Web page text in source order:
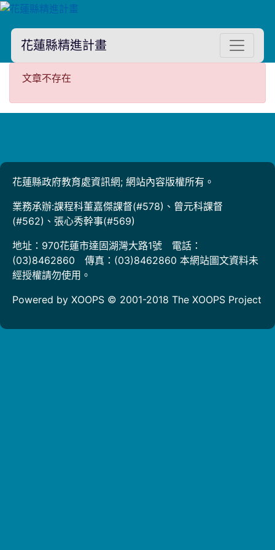
花蓮縣精進計畫
文章不存在
文章不存在
花蓮縣政府教育處資訊網; 網站內容版權所有。
業務承辦:課程科董嘉傑課督(#578)、曾元科課督
(#562)、張心秀幹事(#569)
地址：970花蓮市達固湖灣大路1號 電話：
(03)8462860 傳真：(03)8462860 本網站圖文資料未
經授權請勿使用。
Powered by XOOPS © 2001-2018 The XOOPS Project